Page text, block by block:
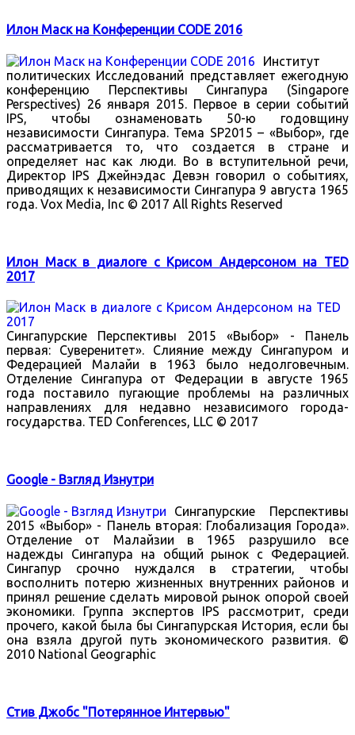
Илон Маск на Конференции CODE 2016
Институт
политических Исследований представляет ежегодную
конференцию Перспективы Сингапура (Singapore
Perspectives) 26 января 2015. Первое в серии событий
IPS, чтобы ознаменовать 50-ю годовщину
независимости Сингапура. Тема SP2015 – «Выбор», где
рассматривается то, что создается в стране и
определяет нас как люди. Во в вступительной речи,
Директор IPS Джейнэдас Девэн говорил о событиях,
приводящих к независимости Сингапура 9 августа 1965
года. Vox Media, Inc © 2017 All Rights Reserved
Илон Маск в диалоге с Крисом Андерсоном на TED
2017
Сингапурские Перспективы 2015 «Выбор» - Панель
первая: Суверенитет». Слияние между Сингапуром и
Федерацией Малайи в 1963 было недолговечным.
Отделение Сингапура от Федерации в августе 1965
года поставило пугающие проблемы на различных
направлениях для недавно независимого города-
государства. TED Conferences, LLC © 2017
Google - Взгляд Изнутри
Сингапурские Перспективы
2015 «Выбор» - Панель вторая: Глобализация Города».
Отделение от Малайзии в 1965 разрушило все
надежды Сингапура на общий рынок с Федерацией.
Сингапур срочно нуждался в стратегии, чтобы
восполнить потерю жизненных внутренних районов и
принял решение сделать мировой рынок опорой своей
экономики. Группа экспертов IPS рассмотрит, среди
прочего, какой была бы Сингапурская История, если бы
она взяла другой путь экономического развития. ©
2010 National Geographic
Стив Джобс "Потерянное Интервью"